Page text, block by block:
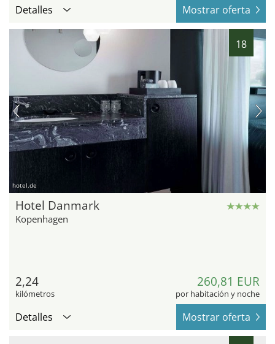
Detalles Mostrar oferta
18
hotel.de
Hotel Danmark
Kopenhagen
2,24
kilómetros
260,81 EUR
por habitación y noche
Detalles Mostrar oferta